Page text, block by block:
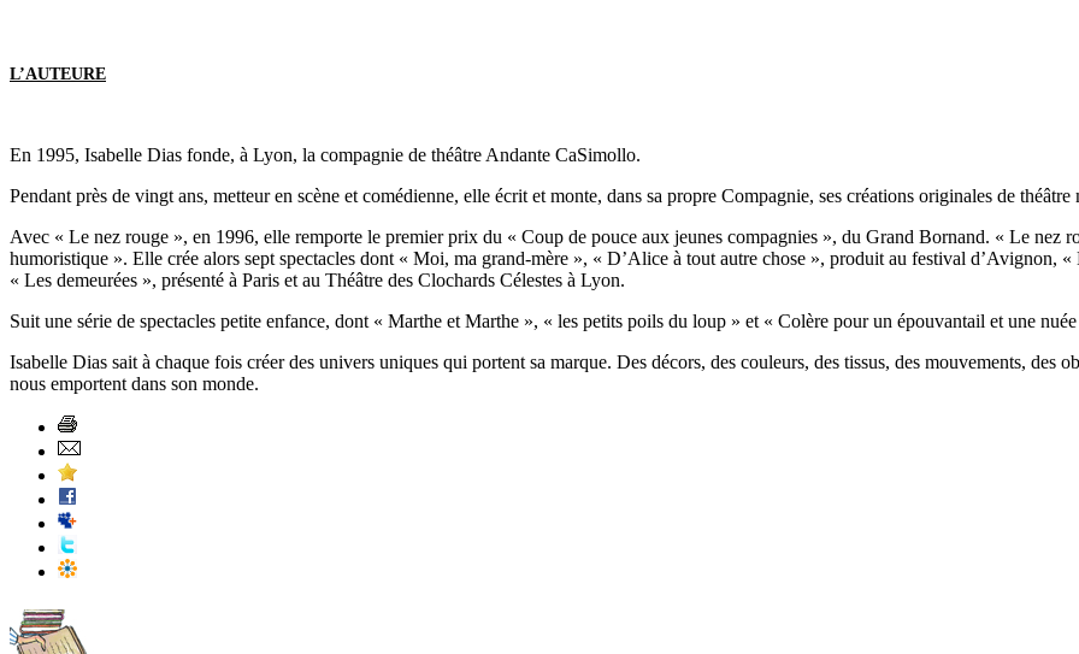
L’AUTEURE
En 1995, Isabelle Dias fonde, à Lyon, la compagnie de théâtre Andante CaSimollo.
Pendant près de vingt ans, metteur en scène et comédienne, elle écrit et monte, dans sa propre Compagnie, ses créations originales de
Avec « Le nez rouge », en 1996, elle remporte le premier prix du « Coup de pouce aux jeunes compagnies », du Grand Bornand. « Le nez
humoristique ». Elle crée alors sept spectacles dont « Moi, ma grand-mère », « D’Alice à tout autre chose », produit au festival d’Avignon,
« Les demeurées », présenté à Paris et au Théâtre des Clochards Célestes à Lyon.
Suit une série de spectacles petite enfance, dont « Marthe et Marthe », « les petits poils du loup » et « Colère pour un épouvantail et une
Isabelle Dias sait à chaque fois créer des univers uniques qui portent sa marque. Des décors, des couleurs, des tissus, des mouvements, des
nous emportent dans son monde.